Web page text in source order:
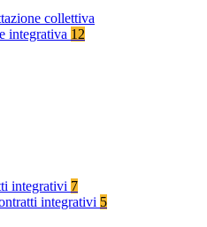
collettiva
integrativa 12
integrativi 7
integrativi 5